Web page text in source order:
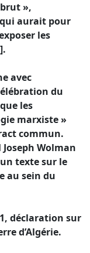
»,
aurait pour
les
avec
du
les
marxiste »
commun.
Wolman
texte sur le
au sein du
déclaration sur
d’Algérie.